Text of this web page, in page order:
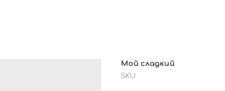
Мой сладкий
SKU: